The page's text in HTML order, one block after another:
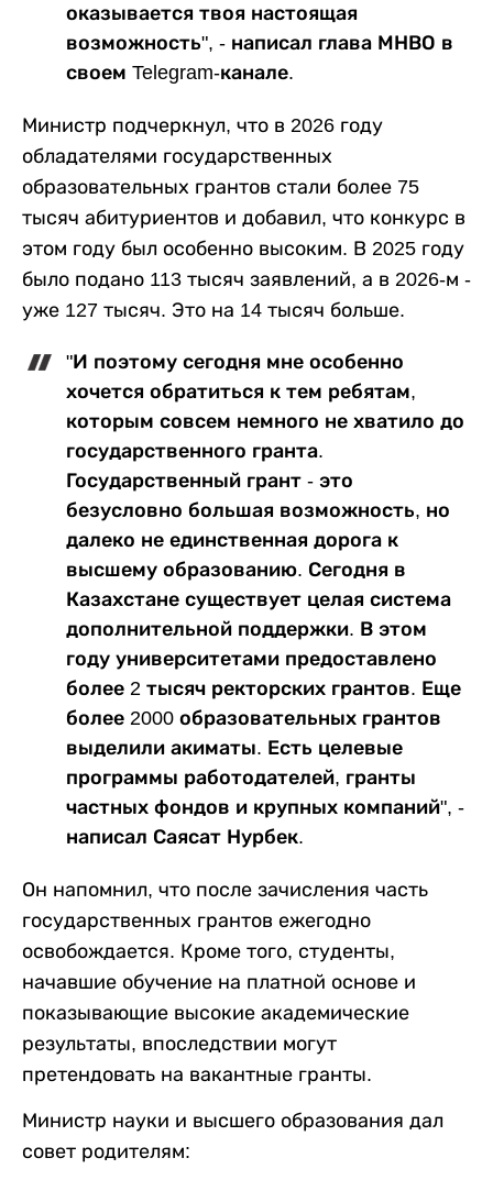
оказывается твоя настоящая
возможность", - написал глава МНВО в
своем Telegram-канале.
Министр подчеркнул, что в 2026 году
обладателями государственных
образовательных грантов стали более 75
тысяч абитуриентов и добавил, что конкурс в
этом году был особенно высоким. В 2025 году
было подано 113 тысяч заявлений, а в 2026-м -
уже 127 тысяч. Это на 14 тысяч больше.
"И поэтому сегодня мне особенно
хочется обратиться к тем ребятам,
которым совсем немного не хватило до
государственного гранта.
Государственный грант - это
безусловно большая возможность, но
далеко не единственная дорога к
высшему образованию. Сегодня в
Казахстане существует целая система
дополнительной поддержки. В этом
году университетами предоставлено
более 2 тысяч ректорских грантов. Еще
более 2000 образовательных грантов
выделили акиматы. Есть целевые
программы работодателей, гранты
частных фондов и крупных компаний", -
написал Саясат Нурбек.
Он напомнил, что после зачисления часть
государственных грантов ежегодно
освобождается. Кроме того, студенты,
начавшие обучение на платной основе и
показывающие высокие академические
результаты, впоследствии могут
претендовать на вакантные гранты.
Министр науки и высшего образования дал
совет родителям: